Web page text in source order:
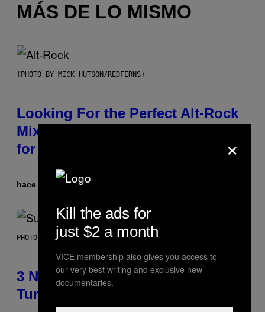
MÁS DE LO MISMO
(PHOTO BY MICK HUTSON/REDFERNS)
Looking For the Perfect Alt-Rock
Mixtape for Your Boo? I Made It
for You Already
hace 3 horasPorLauren Boisvert
PHOTO BY NIELS VAN IPEREN/GETTY IMAGES
3 No-Skip Britpop Albums
Turning 30 This Year
×
Kill the ads for
just $2 a month
VICE membership also gives you access to
our very best writing and exclusive new
documentaries.